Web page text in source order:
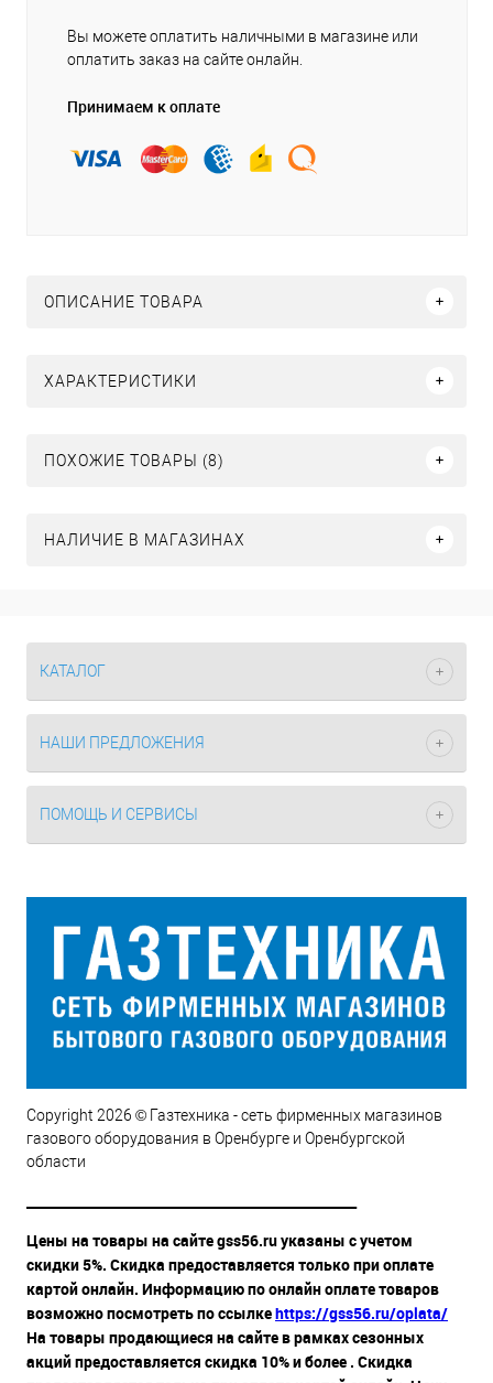
Вы можете оплатить наличными в магазине или
оплатить заказ на сайте онлайн.
Принимаем к оплате
ОПИСАНИЕ ТОВАРА
ХАРАКТЕРИСТИКИ
ПОХОЖИЕ ТОВАРЫ (8)
НАЛИЧИЕ В МАГАЗИНАХ
КАТАЛОГ
НАШИ ПРЕДЛОЖЕНИЯ
ПОМОЩЬ И СЕРВИСЫ
Copyright 2026 © Газтехника - сеть фирменных магазинов
газового оборудования в Оренбурге и Оренбургской
области
Цены на товары на сайте gss56.ru указаны с учетом
скидки 5%. Скидка предоставляется только при оплате
картой онлайн. Информацию по онлайн оплате товаров
возможно посмотреть по ссылкеhttps://gss56.ru/oplata/
На товары продающиеся на сайте в рамках сезонных
акций предоставляется скидка 10% и более . Скидка